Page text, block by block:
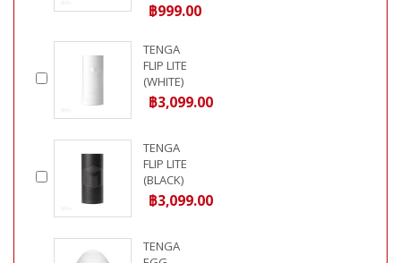
฿999.00
TENGA
FLIP LITE
(WHITE)
฿3,099.00
TENGA
FLIP LITE
(BLACK)
฿3,099.00
TENGA